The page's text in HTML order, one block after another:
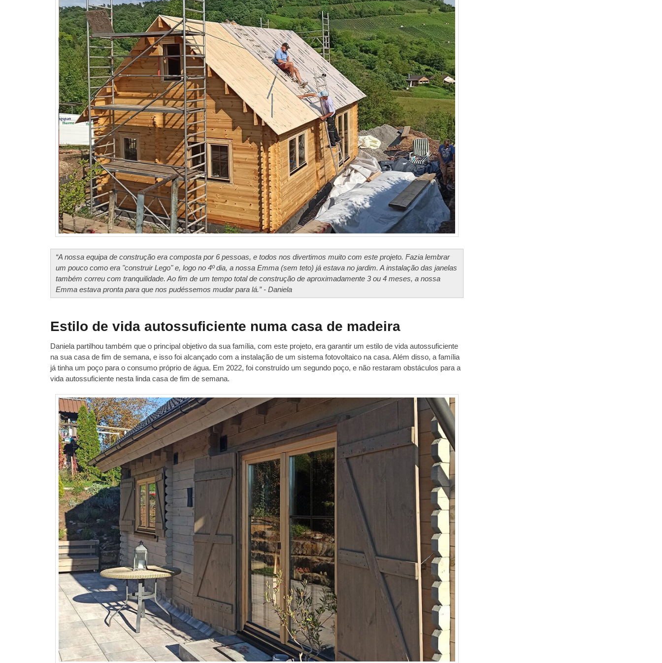
“A nossa equipa de construção era composta por 6 pessoas, e todos nos divertimos muito com este projeto. Fazia lembrar
um pouco como era "construir Lego" e, logo no 4º dia, a nossa Emma (sem teto) já estava no jardim. A instalação das janelas
também correu com tranquilidade. Ao fim de um tempo total de construção de aproximadamente 3 ou 4 meses, a nossa
Emma estava pronta para que nos pudéssemos mudar para lá.” - Daniela
Estilo de vida autossuficiente numa casa de madeira
Daniela partilhou também que o principal objetivo da sua família, com este projeto, era garantir um estilo de vida autossuficiente
na sua casa de fim de semana, e isso foi alcançado com a instalação de um sistema fotovoltaico na casa. Além disso, a família
já tinha um poço para o consumo próprio de água. Em 2022, foi construído um segundo poço, e não restaram obstáculos para a
vida autossuficiente nesta linda casa de fim de semana.